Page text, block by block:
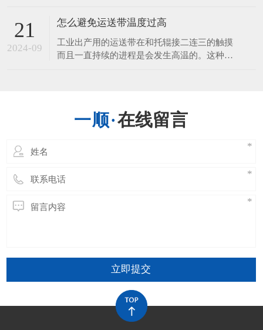
户指定生产。 采用无级调速装置，输送速度
0.5～12m/min.可按客户指定调速范围生产。
生产用皮带线有长条工作台和独立工作台,线
体标准配置有置物台,照明,插座,工艺看板,
21
2024-09
怎么避免运送带温度过高
工业出产用的运送带在和托辊接二连三的触摸
而且一直持续的进程是会发生高温的。这种较
的，环境的不一样也有限制，运送带在开阔的
在线留言
立即提交